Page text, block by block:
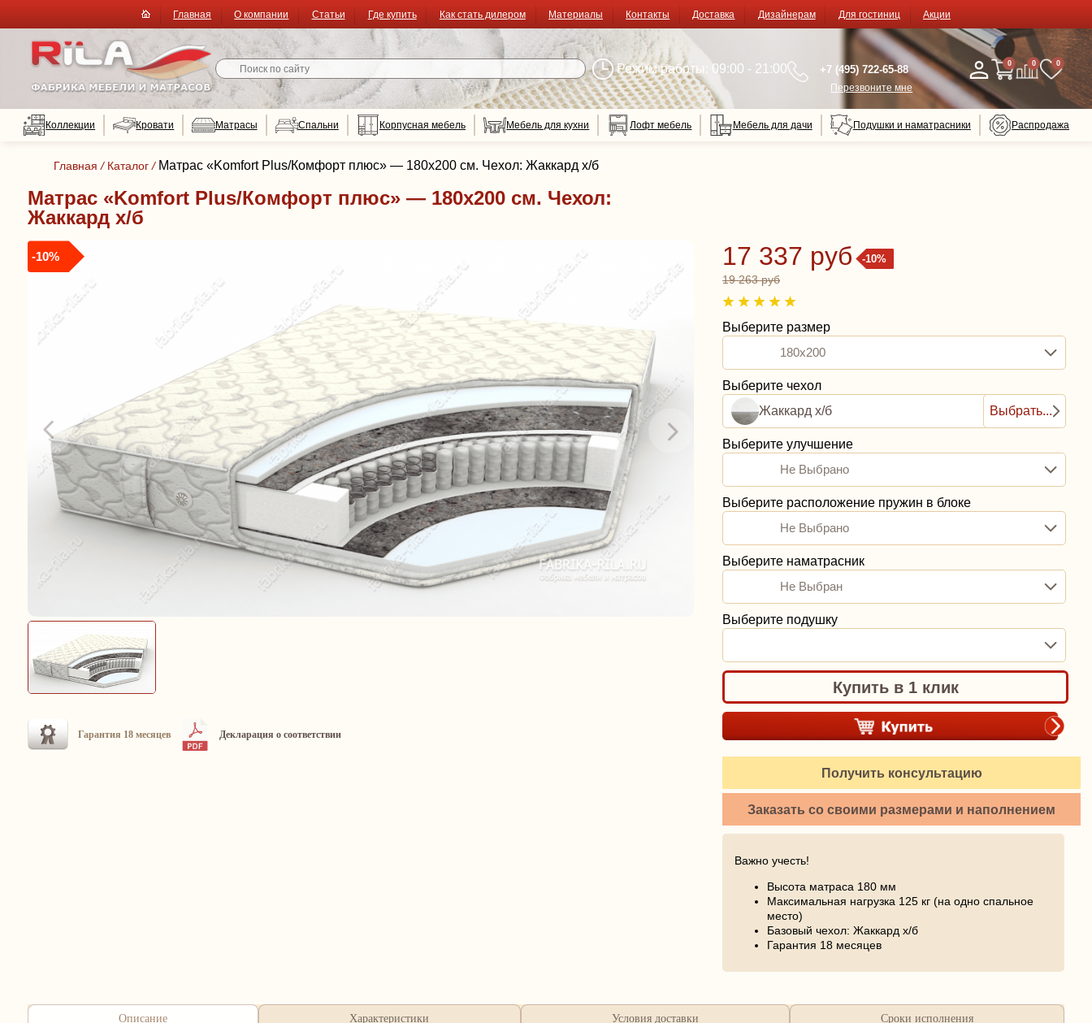
Главная О компании Статьи Где купить Как стать дилером Материалы Контакты Доставка Дизайнерам Для гостиниц Акции
Режим работы: 09:00 - 21:00 +7 (495) 722-65-88
Перезвоните мне
0 0 0
Коллекции Кровати Матрасы Спальни Корпусная мебель Мебель для кухни Лофт мебель Мебель для дачи Подушки и наматрасники Распродажа
Главная / Каталог / Матрас «Komfort Plus/Комфорт плюс» — 180x200 см. Чехол: Жаккард х/б
Матрас «Komfort Plus/Комфорт плюс» — 180x200 см. Чехол:
Жаккард х/б
-10%
Гарантия 18 месяцев Декларация о соответствии
-10%
17 337 руб
19 263 руб
Выберите размер
180x200
Выберите чехол
Жаккард х/б
Выбрать...
Выберите улучшение
Не Выбрано
Выберите расположение пружин в блоке
Не Выбрано
Выберите наматрасник
Не Выбран
Выберите подушку
Купить в 1 клик
Получить консультацию
Заказать со своими размерами и наполнением
Важно учесть!
Высота матраса 180 мм
Максимальная нагрузка 125 кг (на одно спальное
место)
Базовый чехол: Жаккард х/б
Гарантия 18 месяцев
Описание Характеристики Условия доставки Сроки исполнения